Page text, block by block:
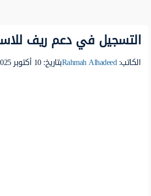
التسجيل في دعم ريف
الكاتب:Rahmah Alhadeedبتاريخ: 10 أكتوبر 2025 , 10:30